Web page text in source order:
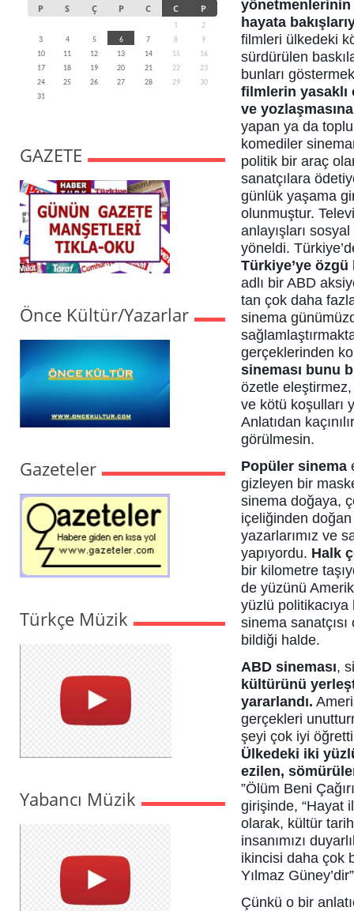
P S Ç P C C P
1
2
3
4 5 6 7 8
9
10
11 12 13 14 15
16
17
18 19 20 21 22
23
24
25 26 27 28 29
30
31
GAZETE
Önce Kültür/Yazarlar
Gazeteler
Türkçe Müzik
Yabancı Müzik
yönetmenlerinin
hayata
filmleri ülkedeki
sürdürülen
bunları
filmlerin yasaklı
ve
yapan ya da
komediler
politik bir araç
sanatçılara
günlük yaşama
olunmuştur.
anlayışları
yöneldi.
Türkiye’ye
adlı bir ABD
tan çok daha
sinema
gerçeklerinden
sineması bunu
özetle
ve kötü koşulları
Anlatıdan
görülmesin.
Popüler sinema
gizleyen bir
sinema doğaya,
içeliğinden
yazarlarımız ve
yapıyordu. Halk
bir kilometre
de yüzünü
yüzlü
sinema
bildiği halde.
ABD sineması,
kültürünü
yararlandı.
gerçekleri
şeyi çok iyi
Ülkedeki iki
ezilen,
”Ölüm Beni
girişinde, “Hayat
olarak, kültür
insanımızı
ikincisi daha çok
Yılmaz
Çünkü o bir